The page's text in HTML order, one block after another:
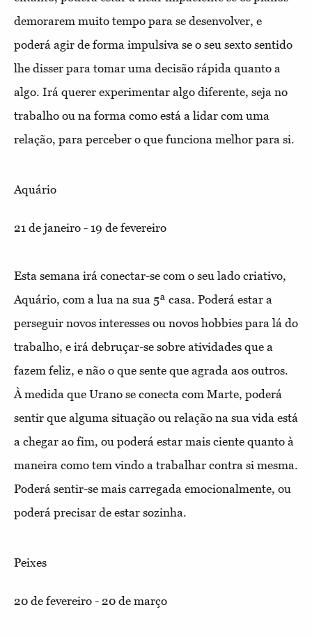
demorarem muito tempo para se desenvolver, e
poderá agir de forma impulsiva se o seu sexto sentido
lhe disser para tomar uma decisão rápida quanto a
algo. Irá querer experimentar algo diferente, seja no
trabalho ou na forma como está a lidar com uma
relação, para perceber o que funciona melhor para si.
Aquário
21 de janeiro - 19 de fevereiro
Esta semana irá conectar-se com o seu lado criativo,
Aquário, com a lua na sua 5ª casa. Poderá estar a
perseguir novos interesses ou novos hobbies para lá do
trabalho, e irá debruçar-se sobre atividades que a
fazem feliz, e não o que sente que agrada aos outros.
À medida que Urano se conecta com Marte, poderá
sentir que alguma situação ou relação na sua vida está
a chegar ao fim, ou poderá estar mais ciente quanto à
maneira como tem vindo a trabalhar contra si mesma.
Poderá sentir-se mais carregada emocionalmente, ou
poderá precisar de estar sozinha.
Peixes
20 de fevereiro - 20 de março